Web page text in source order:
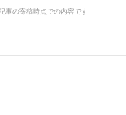
事の寄稿時点での内容です